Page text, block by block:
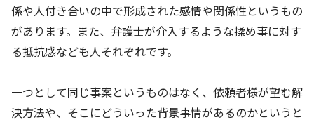
係や人付き合いの中で形成された感情や関係性というもの
があります。また、弁護士が介入するような揉め事に対す
る抵抗感なども人それぞれです。
一つとして同じ事案というものはなく、依頼者様が望む解
決方法や、そこにどういった背景事情があるのかというと